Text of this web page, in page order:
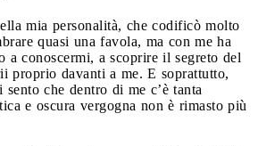
mia personalità, che codificò molto
quasi una favola, ma con me ha
a conoscermi, a scoprire il segreto del
proprio davanti a me. E soprattutto,
che dentro di me c’è tanta
e oscura vergogna non è rimasto più